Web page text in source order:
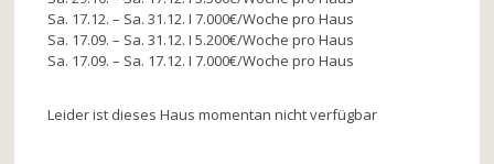
Sa. 17.12. – Sa. 31.12. I 7.000€/Woche pro Haus
Sa. 17.09. – Sa. 31.12. I 5.200€/Woche pro Haus
Sa. 17.09. – Sa. 17.12. I 7.000€/Woche pro Haus
Leider ist dieses Haus momentan nicht verfügbar